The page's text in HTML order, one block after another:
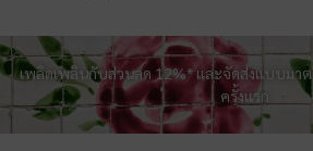
เพลิดเพลินกับส่วนลด 12%* และจัดส่งแบบมา
ครั้งแรก